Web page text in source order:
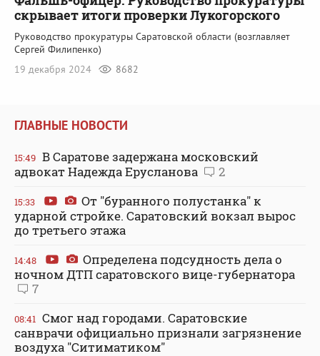
скрывает итоги проверки Лукогорского
Руководство прокуратуры Саратовской области (возглавляет
Сергей Филипенко)
19 декабря 2024
8682
ГЛАВНЫЕ НОВОСТИ
15:49 В Саратове задержана московский
адвокат Надежда Ерусланова
2
15:33
От "буранного полустанка" к
ударной стройке. Саратовский вокзал вырос
до третьего этажа
14:48
Определена подсудность дела о
ночном ДТП саратовского вице-губернатора
7
08:41 Смог над городами. Саратовские
санврачи официально признали загрязнение
воздуха "Ситиматиком"